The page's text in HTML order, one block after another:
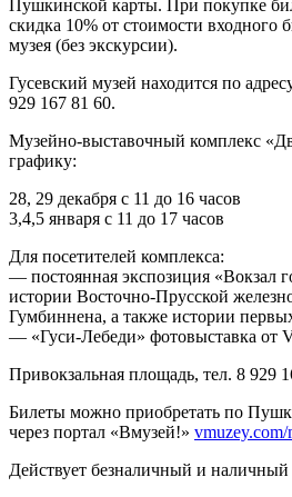
Пушкинской карты. При покупке
скидка 10% от стоимости входного
музея (без экскурсии).
Гусевский музей находится по
929 167 81 60.
Музейно-выставочный комплекс
графику:
28, 29 декабря с 11 до 16 часов
3,4,5 января с 11 до 17 часов
Для посетителей комплекса:
— постоянная экспозиция «Вокзал
истории Восточно-Прусской
Гумбиннена, а также истории
— «Гуси-Лебеди» фотовыставка от
Привокзальная площадь, тел. 8 929
Билеты можно приобретать по
через портал «Вмузей!»
Действует безналичный и наличный